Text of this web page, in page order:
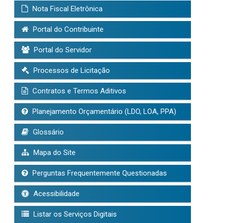
Nota Fiscal Eletrônica
Portal do Contribuinte
Portal do Servidor
Processos de Licitação
Contratos e Termos Aditivos
Planejamento Orçamentário (LDO, LOA, PPA)
Glossário
Mapa do Site
Perguntas Frequentemente Questionadas
Acessibilidade
Listar os Serviços Digitais